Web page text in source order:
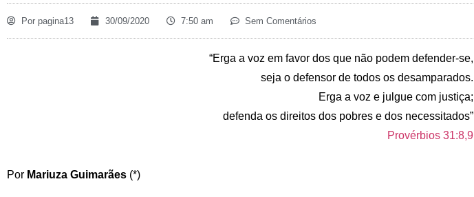
Por pagina13 30/09/2020 7:50 am Sem Comentários
“Erga a voz em favor dos que não podem defender-se,
seja o defensor de todos os desamparados.
Erga a voz e julgue com justiça;
defenda os direitos dos pobres e dos necessitados”
Provérbios 31:8,9
Por Mariuza Guimarães (*)